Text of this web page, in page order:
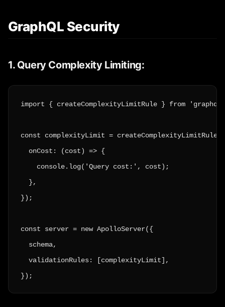
GraphQL Security
1. Query Complexity Limiting:
import { createComplexityLimitRule } from
const complexityLimit =
  onCost: (cost) => {
    console.log('Query cost:', cost);
  },
});
const server = new ApolloServer({
  schema,
  validationRules: [complexityLimit],
});